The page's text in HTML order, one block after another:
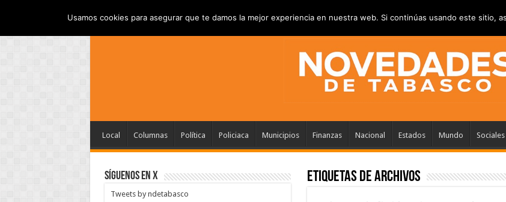
Local Columnas Política Policiaca Municipios Finanzas Nacional Estados Mundo Sociales
Etiquetas de Archivos
SÍGUENOS EN X
Tweets by ndetabasco
Usamos cookies para asegurar que te damos la mejor experiencia en nuestra web. Si continúas usando este sitio,